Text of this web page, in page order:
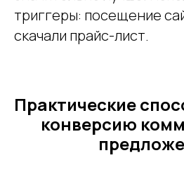
триггеры: посещение
скачали прайс-лист.
Практические
конверсию